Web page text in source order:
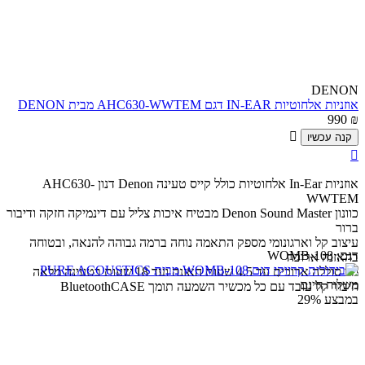
DENON
אוזניות אלחוטיות IN-EAR דגם AHC630-WWTEM מבית DENON
990 ₪
קנה עכשיו


אוזניות In-Ear אלחוטיות כולל קייס טעינה Denon דנון AHC630-
WWTEM
כוונון Denon Sound Master מבטיח איכות צליל עם דינמיקה חזקה ודיבור
ברור
עיצוב קל וארגונומי מספק התאמה נוחה ברמה גבוהה להנאה, ובטוחה
בהאזנה ארוכה
חיי סוללה ארוכים עד 4.5 שעות האזנה ועד 18 שעות בטעינה מלאה
חיבור קל עובד עם כל מכשיר השמעה תומך BluetoothCASE
דגם: WOMB-108
משלוח חינם
במבצע 29%